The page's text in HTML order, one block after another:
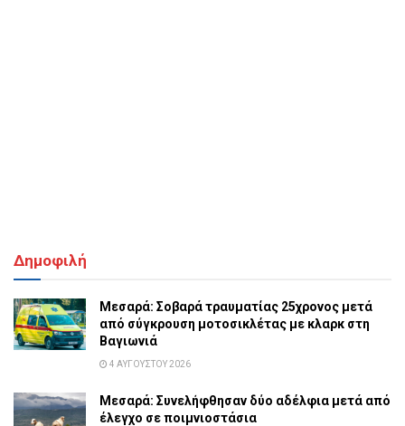
Δημοφιλή
Μεσαρά: Σοβαρά τραυματίας 25χρονος μετά
από σύγκρουση μοτοσικλέτας με κλαρκ στη
Βαγιωνιά
4 ΑΥΓΟΎΣΤΟΥ 2026
Μεσαρά: Συνελήφθησαν δύο αδέλφια μετά από
έλεγχο σε ποιμνιοστάσια